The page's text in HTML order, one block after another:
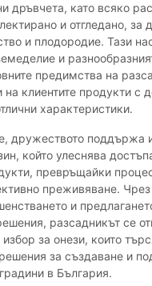
дръвчета, като всяко
и отгледано, за
и плодородие. Тази
и
предимства на
клиентите продукти с
характеристики.
дружеството поддържа
който улеснява
превръщайки
преживяване. Чрез
и
разсадникът се
за онези, които
за създаване и
в България.